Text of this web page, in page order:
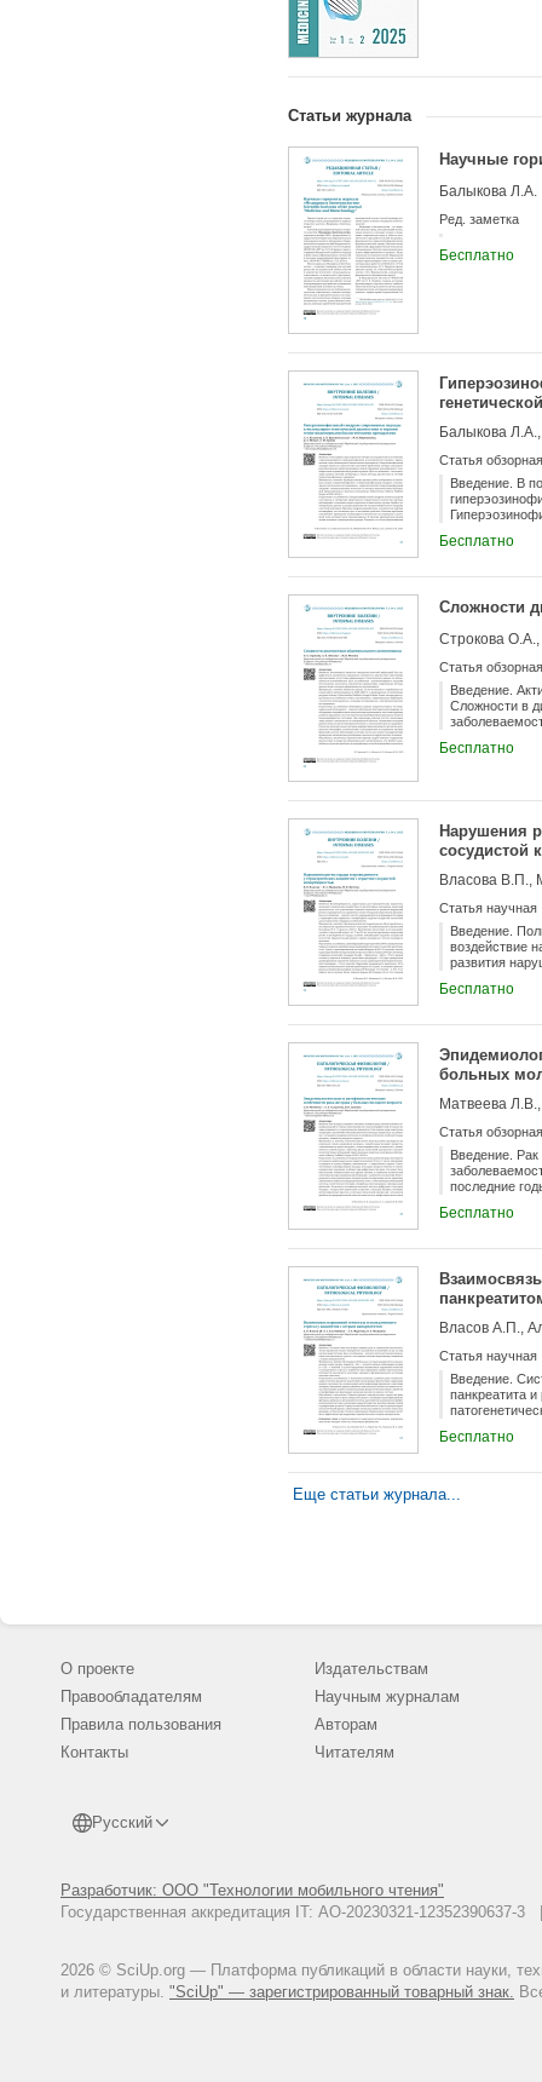
Учредители:
Статьи журнала
Научные
Балыкова Л.А.
Ред. заметка
Бесплатно
препаратами
Балыкова
Статья обзорная
Введение. В
органов. Цель
Бесплатно
Сложности
Строкова
Статья обзорная
Введение.
Сложности в
Бесплатно
Нарушения
сосудистой
Власова В.П.,
Статья научная
Введение.
воздействие
развития
коморбидной
Бесплатно
больных
Матвеева
Статья обзорная
Введение.
последние
пациентов
Бесплатно
Власов А.П.,
Статья научная
Введение.
панкреатита
Бесплатно
Еще статьи журнала...
О проекте
Правообладателям
Правила пользования
Контакты
Русский
Разработчик: ООО "Технологии мобильного чтения"
Государственная аккредитация IT: АО-20230321-
2026 © SciUp.org — Платформа публикаций в области науки,
и литературы. "SciUp" — зарегистрированный товарный знак.
Издательствам
Научным журналам
Авторам
Читателям